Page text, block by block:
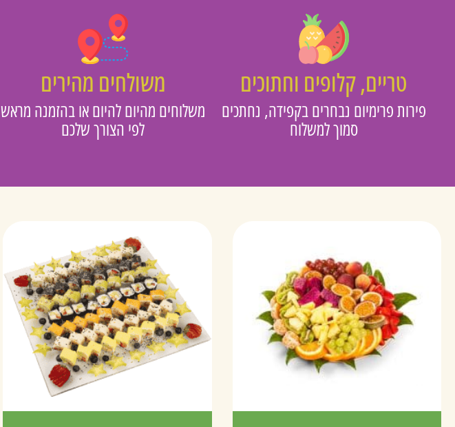
טריים, קלופים וחתוכים
פירות פרימיום נבחרים בקפידה, נחתכים
סמוך למשלוח
משולחים מהירים
משלוחים מהיום להיום או בהזמנה מראש
לפי הצורך שלכם